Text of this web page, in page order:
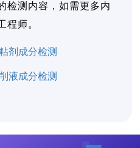
检测内容，如需更多内
程师。
剂成分检测
液成分检测